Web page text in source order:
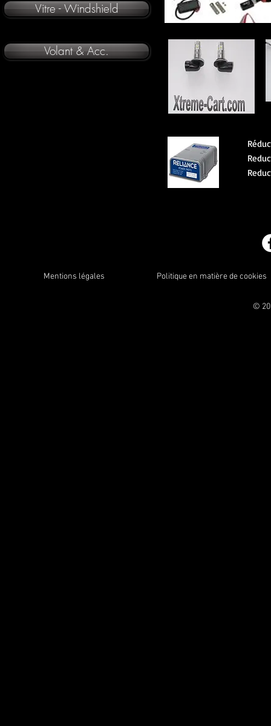
Vitre - Windshield
Volant & Acc.
Mentions légales Politique en matière de cookies
©